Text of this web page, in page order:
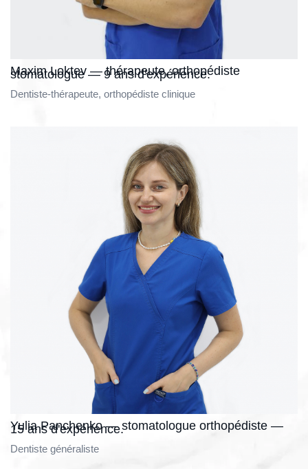
Maxim Loktev — thérapeute, orthopédiste
stomatologue — 9 ans d'expérience.
Dentiste-thérapeute, orthopédiste clinique
Yulia Panchenko — stomatologue orthopédiste —
15 ans d'expérience.
Dentiste généraliste